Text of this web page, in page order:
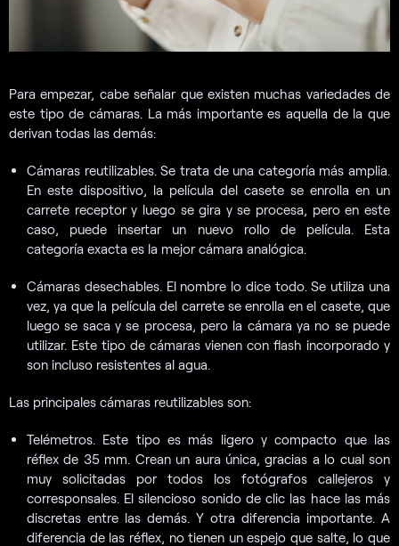
Para empezar, cabe señalar que existen muchas variedades de
este tipo de cámaras. La más importante es aquella de la que
derivan todas las demás:
Cámaras reutilizables. Se trata de una categoría más amplia.
En este dispositivo, la película del casete se enrolla en un
carrete receptor y luego se gira y se procesa, pero en este
caso, puede insertar un nuevo rollo de película. Esta
categoría exacta es la mejor cámara analógica.
Cámaras desechables. El nombre lo dice todo. Se utiliza una
vez, ya que la película del carrete se enrolla en el casete, que
luego se saca y se procesa, pero la cámara ya no se puede
utilizar. Este tipo de cámaras vienen con flash incorporado y
son incluso resistentes al agua.
Las principales cámaras reutilizables son:
Telémetros. Este tipo es más ligero y compacto que las
réflex de 35 mm. Crean un aura única, gracias a lo cual son
muy solicitadas por todos los fotógrafos callejeros y
corresponsales. El silencioso sonido de clic las hace las más
discretas entre las demás. Y otra diferencia importante. A
diferencia de las réflex, no tienen un espejo que salte, lo que